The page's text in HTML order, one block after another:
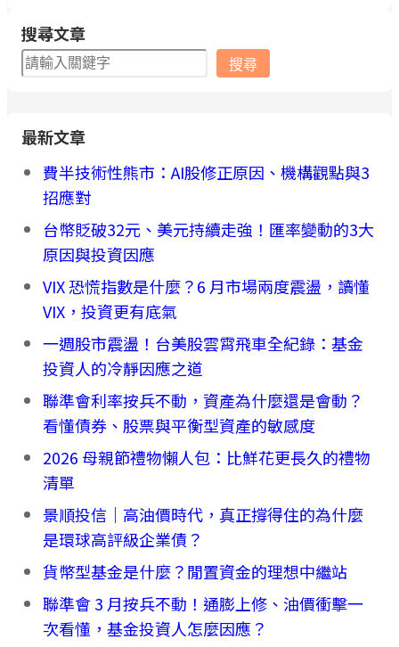
搜尋文章
搜
尋
搜尋
最新文章
費半技術性熊市：AI股修正原因、機構觀點與3
招應對
台幣貶破32元、美元持續走強！匯率變動的3大
原因與投資因應
VIX 恐慌指數是什麼？6 月市場兩度震盪，讀懂
VIX，投資更有底氣
一週股市震盪！台美股雲霄飛車全紀錄：基金
投資人的冷靜因應之道
聯準會利率按兵不動，資產為什麼還是會動？
看懂債券、股票與平衡型資產的敏感度
2026 母親節禮物懶人包：比鮮花更長久的禮物
清單
景順投信｜高油價時代，真正撐得住的為什麼
是環球高評級企業債？
貨幣型基金是什麼？閒置資金的理想中繼站
聯準會 3 月按兵不動！通膨上修、油價衝擊一
次看懂，基金投資人怎麼因應？